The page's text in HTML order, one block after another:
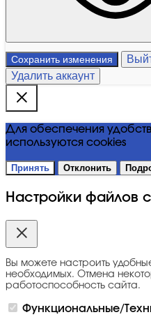
Сохранить изменения
Удалить аккаунт
Для обеспечения
используются cookies
Принять Отклонить
Настройки файлов
Вы можете настроить
необходимых. Отмена
работоспособность сайта.
Функциональные/